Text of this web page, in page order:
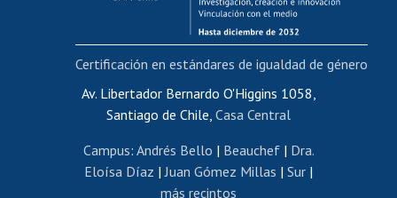
Cursos internos de capacitación
Bienestar del personal
Portal de movilidad interna
Certificado de renta
Certificado de renta honorarios
Editar páginas blancas
Av. Libertador Bernardo O'Higgins 1058,
Santiago de Chile, Casa Central
Campus: Andrés Bello | Beauchef| Dra.
Eloísa Díaz | Juan Gómez Millas | Sur |
más recintos
Certificación en estándares de igualdad de género